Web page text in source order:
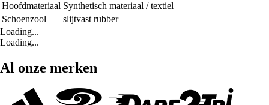
Hoofdmateriaal Synthetisch materiaal / textiel
Schoenzool
slijtvast rubber
Loading...
Loading...
Al onze merken